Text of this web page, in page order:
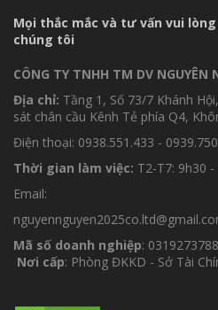
Mọi thắc mắc và tư vấn vui
chúng tôi
CÔNG TY TNHH TM DV NGUYÊN
Địa chỉ: Tầng 1, Số 73/7 Khánh
sát chân cầu Kênh Tẻ phía Q4,
Điện thoại: 0938.551.433 -
Thời gian làm việc: T2-T7: 9h30
Email:
Mã số doanh nghiệp:
Nơi cấp: Phòng ĐKKD - Sở Tài